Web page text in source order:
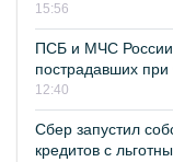
15:56
ПСБ и МЧС России
пострадавших при
12:40
Сбер запустил
кредитов с